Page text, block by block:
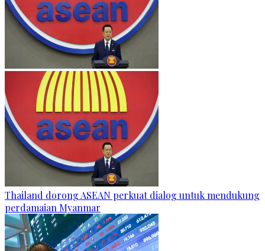
Thailand dorong ASEAN perkuat dialog untuk mendukung
perdamaian Myanmar